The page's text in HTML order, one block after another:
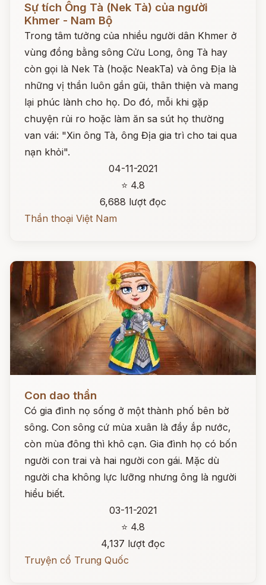
Sự tích Ông Tà (Nek Tà) của người
Khmer - Nam Bộ
Trong tâm tưởng của nhiều người dân Khmer ở
vùng đồng bằng sông Cửu Long, ông Tà hay
còn gọi là Nek Tà (hoặc NeakTa) và ông Địa là
những vị thần luôn gần gũi, thân thiện và mang
lại phúc lành cho họ. Do đó, mỗi khi gặp
chuyện rủi ro hoặc làm ăn sa sút họ thường
van vái: "Xin ông Tà, ông Địa gia trì cho tai qua
nạn khỏi".
04-11-2021
⭐ 4.8
6,688 lượt đọc
Thần thoại Việt Nam
Con dao thần
Có gia đình nọ sống ở một thành phố bên bờ
sông. Con sông cứ mùa xuân là đầy ắp nước,
còn mùa đông thì khô cạn. Gia đình họ có bốn
người con trai và hai người con gái. Mặc dù
người cha không lực lưỡng nhưng ông là người
hiểu biết.
03-11-2021
⭐ 4.8
4,137 lượt đọc
Truyện cổ Trung Quốc